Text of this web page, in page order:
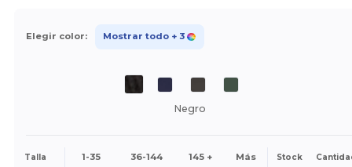
Elegir color: Mostrar todo + 3
Negro
Talla 1-35 36-144 145 + Más Stock